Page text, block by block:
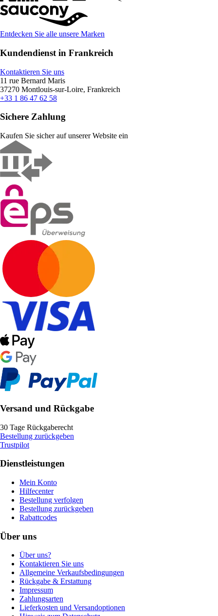
Entdecken Sie alle unsere Marken
Kundendienst in Frankreich
Kontaktieren Sie uns
11 rue Bernard Maris
37270 Montlouis-sur-Loire, Frankreich
+33 1 86 47 62 58
Sichere Zahlung
Kaufen Sie sicher auf unserer Website ein
Versand und Rückgabe
30 Tage Rückgaberecht
Bestellung zurückgeben
Trustpilot
Dienstleistungen
Mein Konto
Hilfecenter
Bestellung verfolgen
Bestellung zurückgeben
Rabattcodes
Über uns
Über uns?
Kontaktieren Sie uns
Allgemeine Verkaufsbedingungen
Rückgabe & Erstattung
Impressum
Zahlungsarten
Lieferkosten und Versandoptionen